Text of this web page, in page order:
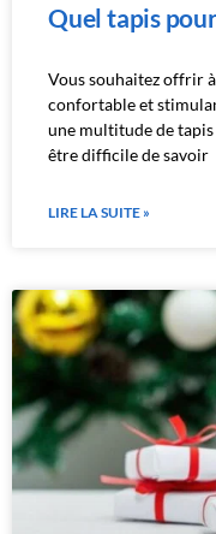
Quel tapis
Vous souhaitez offrir
confortable et
une multitude de
être difficile de savoir
LIRE LA SUITE »